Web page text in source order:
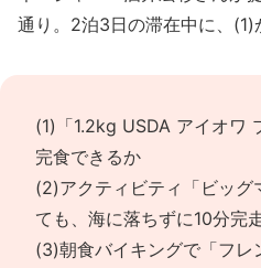
通り。2泊3日の滞在中に、(1)
(1)「1.2kg USDA アイオワ
完食できるか
(2)アクティビティ「ビッグ
ても、海に落ちずに10分完
(3)朝食バイキングで「フレ